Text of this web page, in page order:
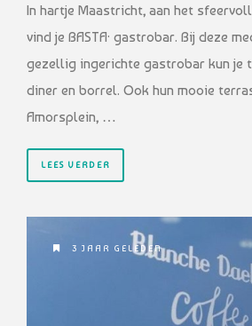
In hartje Maastricht, aan het
vind je BASTA· gastrobar. Bij deze
gezellig ingerichte gastrobar kun je
diner en borrel. Ook hun mooie
Amorsplein, …
LEES VERDER
3 JAAR GELEDEN